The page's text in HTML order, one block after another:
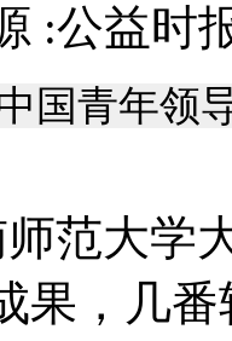
:公益时
国青年领
范大学
果，几